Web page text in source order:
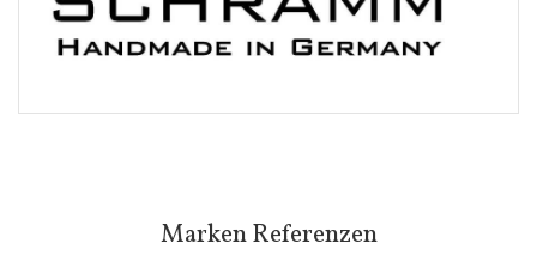
Marken Referenzen